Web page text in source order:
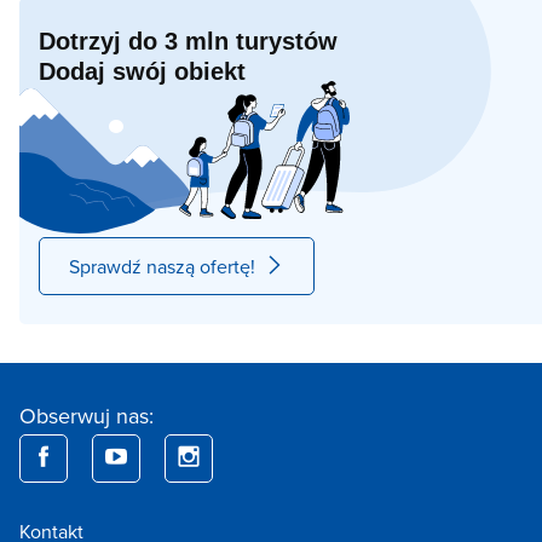
Dotrzyj do 3 mln turystów
Dodaj swój obiekt
Sprawdź naszą ofertę!
Obserwuj nas:
Kontakt